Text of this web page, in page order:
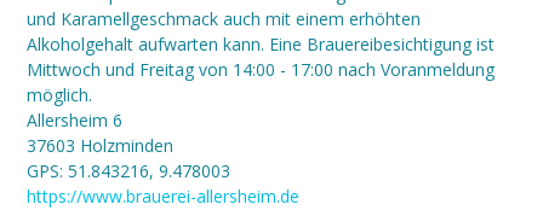
und Karamellgeschmack auch mit einem erhöhten
Alkoholgehalt aufwarten kann. Eine Brauereibesichtigung ist
Mittwoch und Freitag von 14:00 - 17:00 nach Voranmeldung
möglich.
Allersheim 6
37603 Holzminden
GPS: 51.843216, 9.478003
https://www.brauerei-allersheim.de